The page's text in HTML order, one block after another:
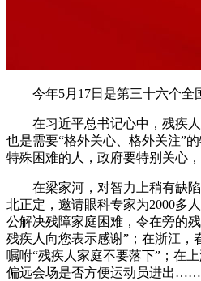
今年5月17日是第三十六个全
在习近平总书记心中，残疾
也是需要“格外关心、格外关注”
特殊困难的人，政府要特别关心
在梁家河，对智力上稍有缺
北正定，邀请眼科专家为2000多
公解决残障家庭困难，令在旁的
残疾人向您表示感谢”；在浙江，
嘱咐“残疾人家庭不要落下”；在
偏远会场是否方便运动员进出……